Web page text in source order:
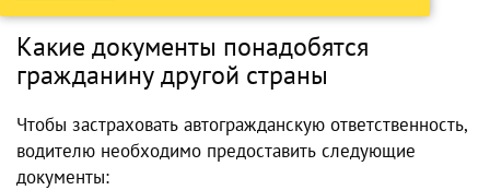
Какие документы понадобятся
гражданину другой страны
Чтобы застраховать автогражданскую ответственность,
водителю необходимо предоставить следующие
документы: